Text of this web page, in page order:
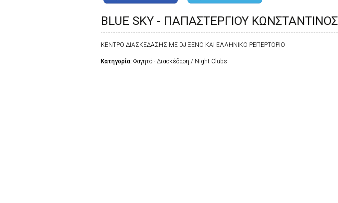
BLUE SKY - ΠΑΠΑΣΤΕΡΓΙΟΥ ΚΩΝΣΤΑΝΤΙΝΟΣ
ΚΕΝΤΡΟ ΔΙΑΣΚΕΔΑΣΗΣ ΜΕ DJ ΞΕΝΟ ΚΑΙ ΕΛΛΗΝΙΚΟ ΡΕΠΕΡΤΟΡΙΟ
Κατηγορία: Φαγητό - Διασκέδαση / Night Clubs